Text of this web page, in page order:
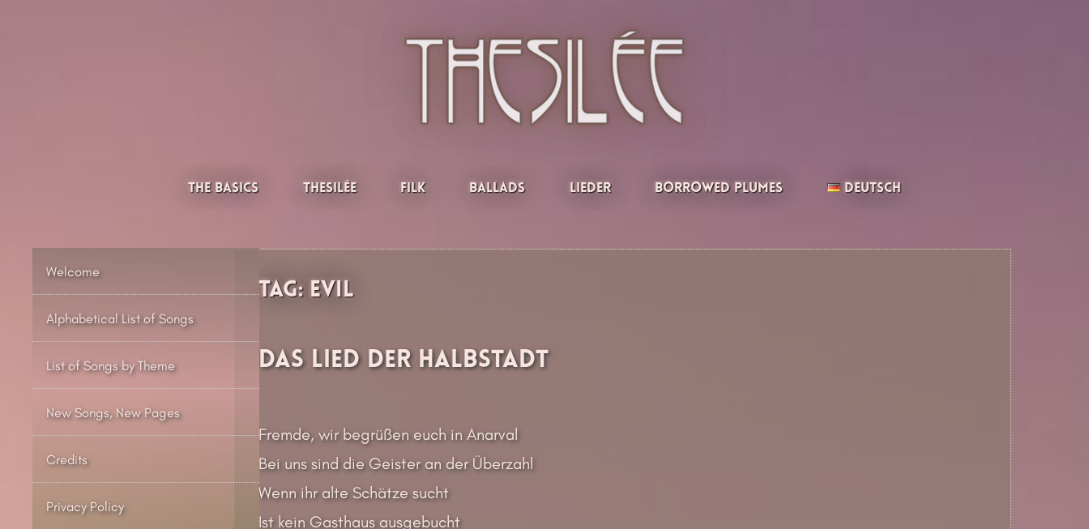
Thesilée – Filk & Folk
The Basics Thesilée Filk Ballads Lieder Borrowed Plumes Deutsch
Tag: Evil
Das Lied der Halbstadt
Fremde, wir begrüßen euch in Anarval
Bei uns sind die Geister an der Überzahl
Wenn ihr alte Schätze sucht
Ist kein Gasthaus ausgebucht
Welcome
Alphabetical List of Songs
List of Songs by Theme
New Songs, New Pages
Credits
Privacy Policy